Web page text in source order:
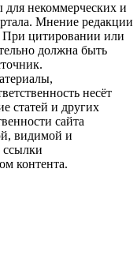
некоммерческих и
Мнение редакции
При цитировании или
должна быть
несёт
статей и других
сайта
видимой и
контента.